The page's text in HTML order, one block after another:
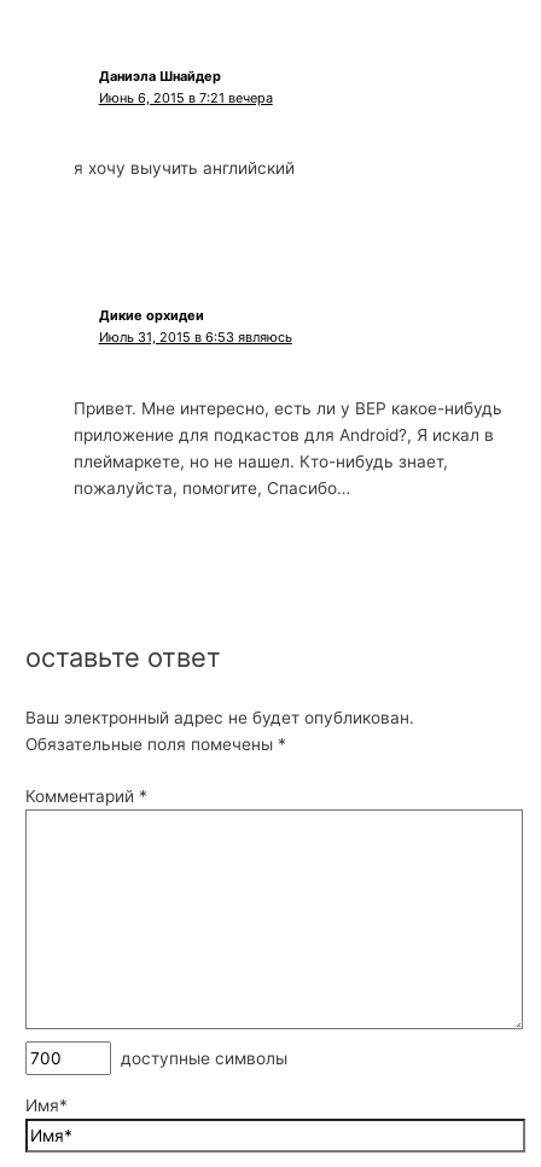
Даниэла Шнайдер
Июнь 6, 2015 в 7:21 вечера
я хочу выучить английский
Дикие орхидеи
Июль 31, 2015 в 6:53 являюсь
Привет. Мне интересно, есть ли у BEP какое-нибудь
приложение для подкастов для Android?, Я искал в
плеймаркете, но не нашел. Кто-нибудь знает,
пожалуйста, помогите, Спасибо…
оставьте ответ
Ваш электронный адрес не будет опубликован.
Обязательные поля помечены *
Комментарий *
доступные символы
Имя*